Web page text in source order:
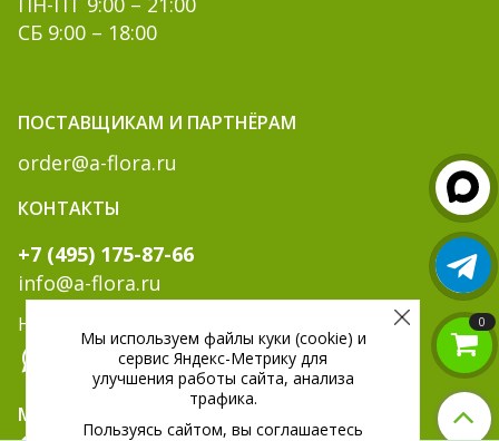
СБ 9:00 – 18:00
ПОСТАВЩИКАМ И ПАРТНЁРАМ
order@a-flora.ru
КОНТАКТЫ
+7 (495) 175-87-66
info@a-flora.ru
Написать нам:
МЫ В СОЦ. СЕТЯХ:
0
Мы используем файлы куки (cookie) и
сервис Яндекс-Метрику для
улучшения работы сайта, анализа
трафика.
Пользуясь сайтом, вы соглашаетесь